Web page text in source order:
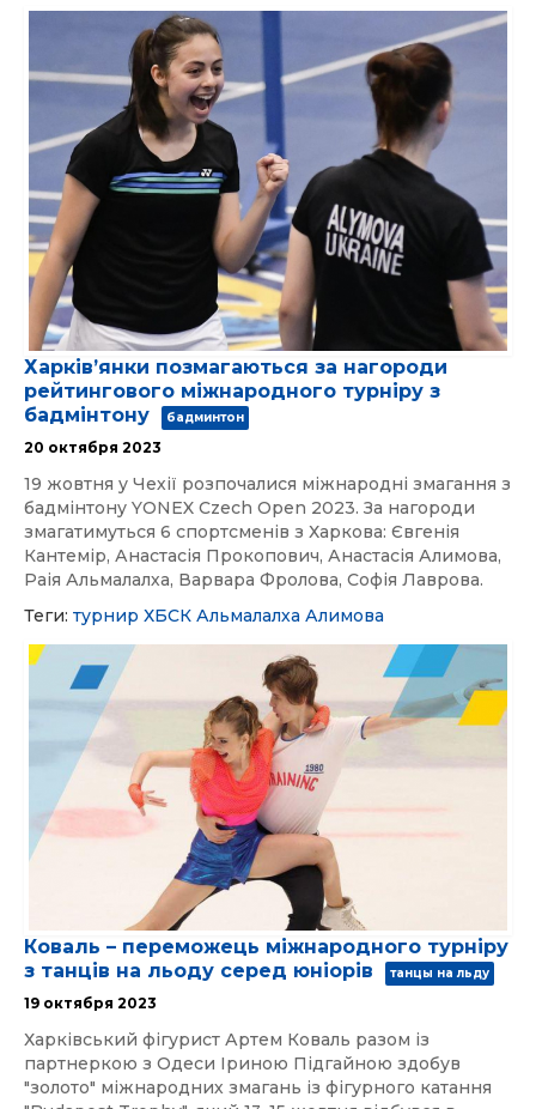
Харківʼянки позмагаються за нагороди
рейтингового міжнародного турніру з
бадмінтону
бадминтон
20 октября 2023
19 жовтня у Чехії розпочалися міжнародні змагання з
бадмінтону YONEX Czech Open 2023. За нагороди
змагатимуться 6 спортсменів з Харкова: Євгенія
Кантемір, Анастасія Прокопович, Анастасія Алимова,
Раія Альмалалха, Варвара Фролова, Софія Лаврова.
Теги: турнир ХБСК Альмалалха Алимова
Коваль – переможець міжнародного турніру
з танців на льоду серед юніорів
танцы на льду
19 октября 2023
Харківський фігурист Артем Коваль разом із
партнеркою з Одеси Іриною Підгайною здобув
"золото" міжнародних змагань із фігурного катання